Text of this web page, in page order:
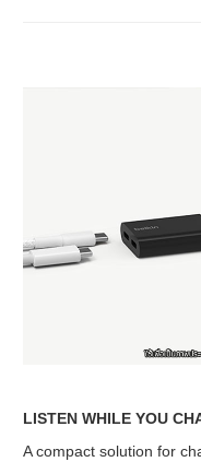
LISTEN WHILE YOU
A compact solution for